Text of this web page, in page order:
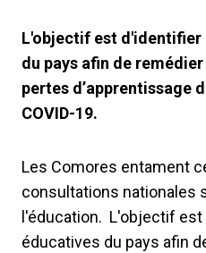
L'objectif est
du pays afin de
pertes d’apprentissage
COVID-19.
Les Comores entament
consultations nationales
l'éducation. L'objectif
éducatives du pays afin